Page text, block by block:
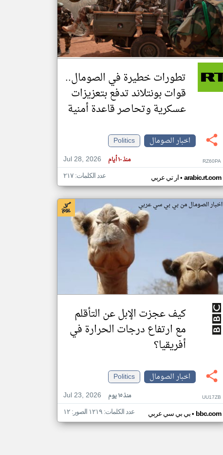
تغيير الدولة
مصادر الأخبار من الصومال
اخبار الصومال على مدار الساعة
أهم اخبار الصومال العاجلة والمباشرة
تطورات خطيرة في الصومال..
قوات بونتلاند تدفع بتعزيزات
عسكرية وتحاصر قاعدة أمنية
اخبار الصومال
Politics
Jul 28, 2026
منذ ١٠ أيام RZ60PA
ار تي عربي• arabic.rt.com عدد الكلمات: ٢١٧
اخبار الصومال من بي بي سي عربي
كيف عجزت الإبل عن التأقلم
مع ارتفاع درجات الحرارة في
أفريقيا؟
اخبار الصومال
Politics
Jul 23, 2026
منذ ١٥ يوم UU17ZB
بي بي سي عربي• bbc.com عدد الكلمات: ١٢١٩ الصور: ١٢
klyoum.com